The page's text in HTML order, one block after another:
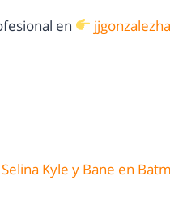
en
Selina Kyle y Bane en